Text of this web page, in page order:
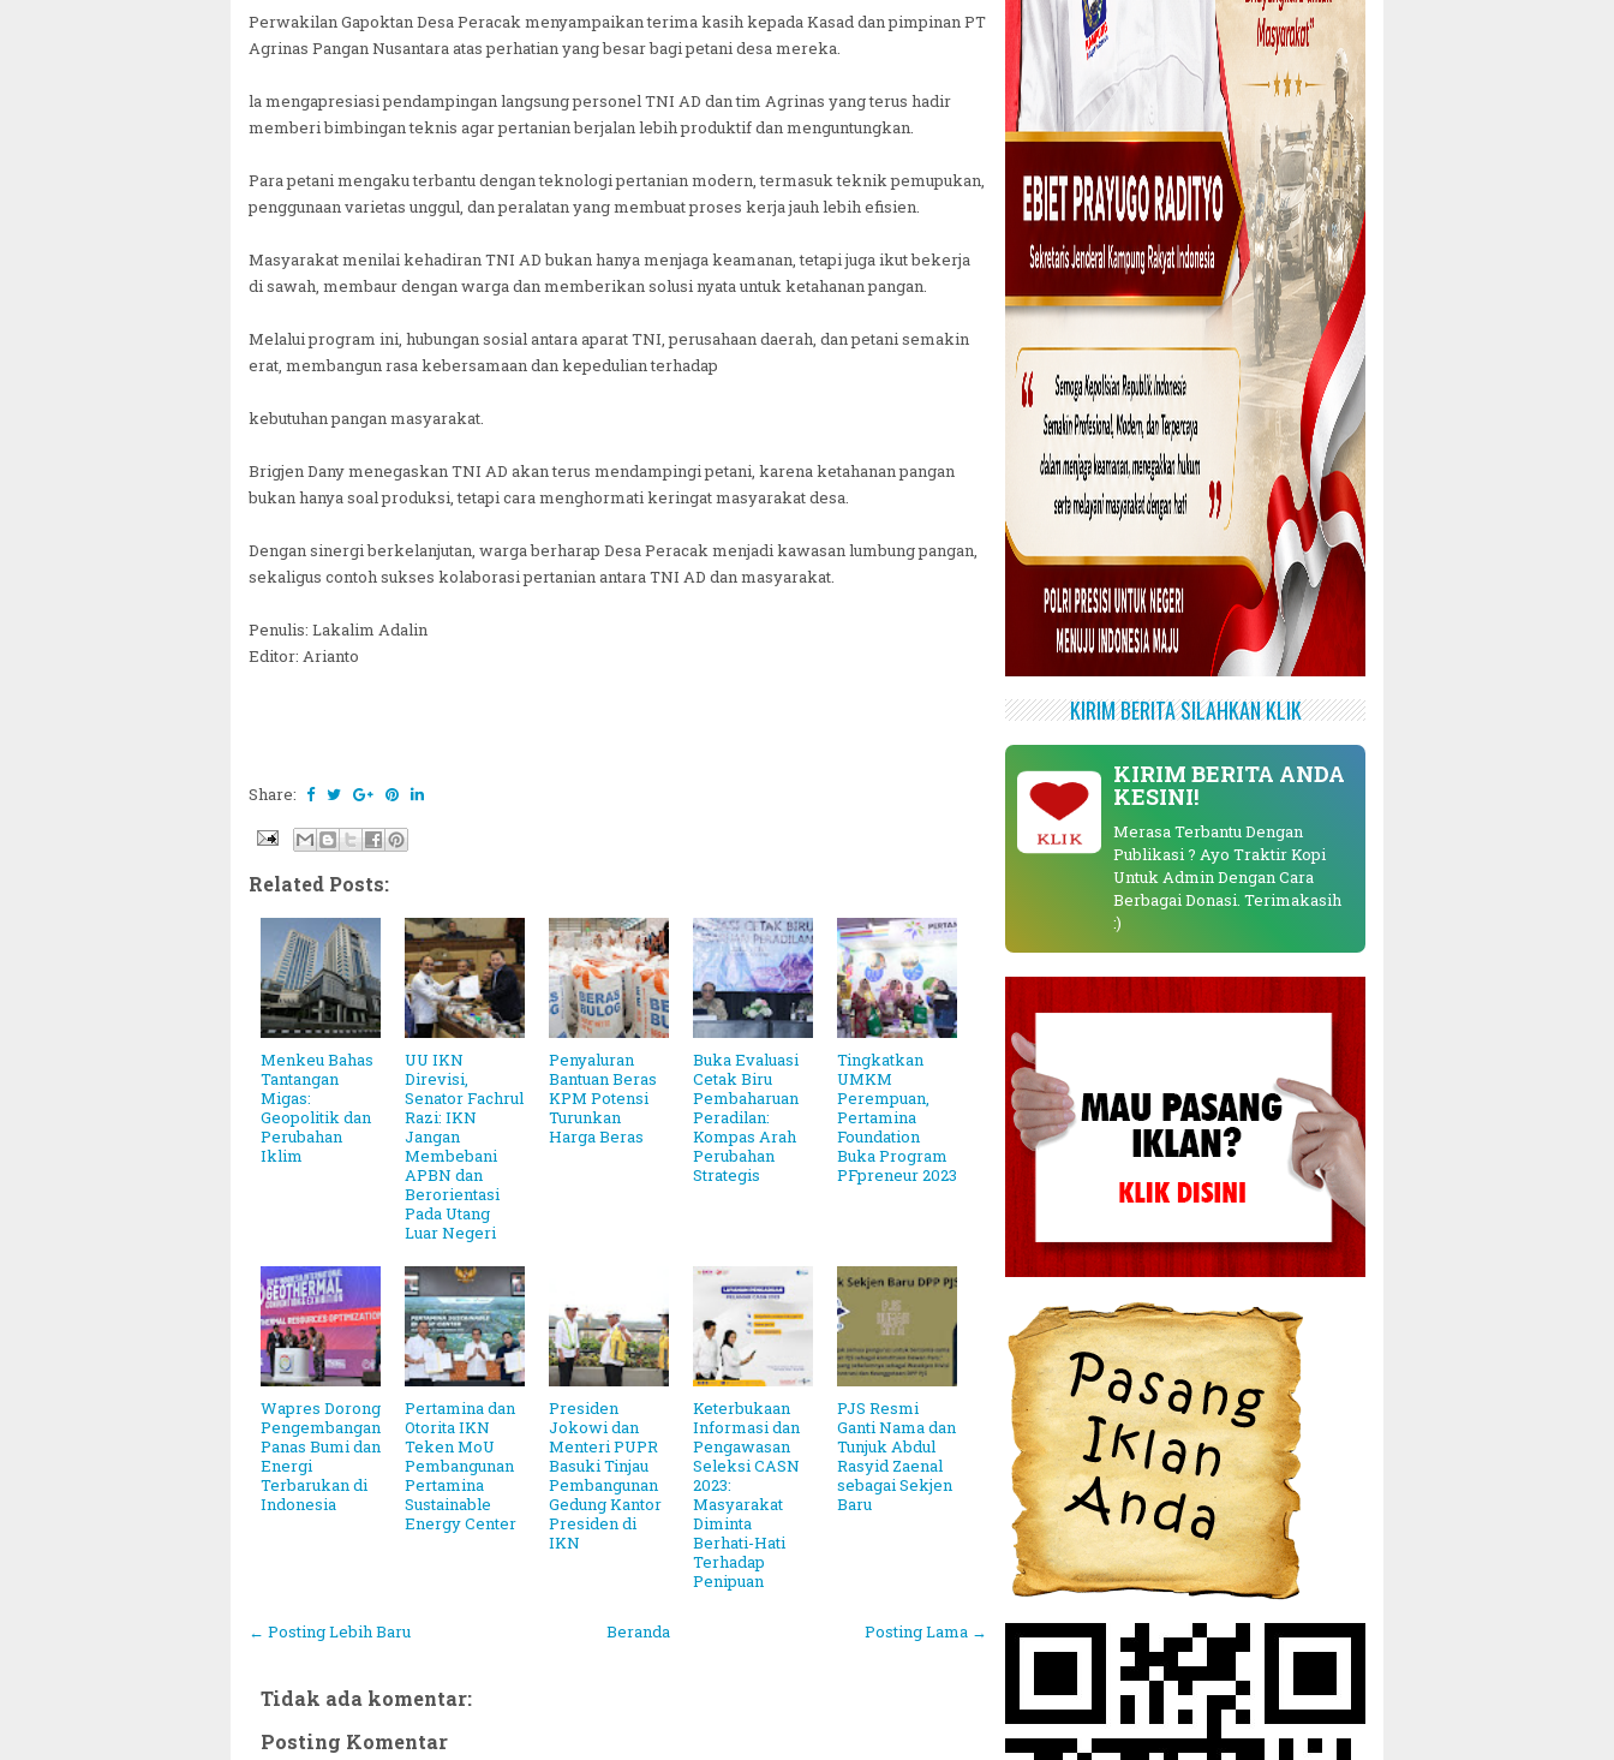
Perwakilan Gapoktan Desa Peracak menyampaikan terima kasih kepada Kasad dan pimpinan PT
Agrinas Pangan Nusantara atas perhatian yang besar bagi petani desa mereka.
la mengapresiasi pendampingan langsung personel TNI AD dan tim Agrinas yang terus hadir
memberi bimbingan teknis agar pertanian berjalan lebih produktif dan menguntungkan.
Para petani mengaku terbantu dengan teknologi pertanian modern, termasuk teknik pemupukan,
penggunaan varietas unggul, dan peralatan yang membuat proses kerja jauh lebih efisien.
Masyarakat menilai kehadiran TNI AD bukan hanya menjaga keamanan, tetapi juga ikut bekerja
di sawah, membaur dengan warga dan memberikan solusi nyata untuk ketahanan pangan.
Melalui program ini, hubungan sosial antara aparat TNI, perusahaan daerah, dan petani semakin
erat, membangun rasa kebersamaan dan kepedulian terhadap
kebutuhan pangan masyarakat.
Brigjen Dany menegaskan TNI AD akan terus mendampingi petani, karena ketahanan pangan
bukan hanya soal produksi, tetapi cara menghormati keringat masyarakat desa.
Dengan sinergi berkelanjutan, warga berharap Desa Peracak menjadi kawasan lumbung pangan,
sekaligus contoh sukses kolaborasi pertanian antara TNI AD dan masyarakat.
Penulis: Lakalim Adalin
Editor: Arianto
Share:
Related Posts:
Menkeu Bahas
Tantangan
Migas:
Geopolitik dan
Perubahan
Iklim
UU IKN
Direvisi,
Senator Fachrul
Razi: IKN
Jangan
Membebani
APBN dan
Berorientasi
Pada Utang
Luar Negeri
Penyaluran
Bantuan Beras
KPM Potensi
Turunkan
Harga Beras
Buka Evaluasi
Cetak Biru
Pembaharuan
Peradilan:
Kompas Arah
Perubahan
Strategis
Tingkatkan
UMKM
Perempuan,
Pertamina
Foundation
Buka Program
PFpreneur 2023
Wapres Dorong
Pengembangan
Panas Bumi dan
Energi
Terbarukan di
Indonesia
Pertamina dan
Otorita IKN
Teken MoU
Pembangunan
Pertamina
Sustainable
Energy Center
Presiden
Jokowi dan
Menteri PUPR
Basuki Tinjau
Pembangunan
Gedung Kantor
Presiden di
IKN
Keterbukaan
Informasi dan
Pengawasan
Seleksi CASN
2023:
Masyarakat
Diminta
Berhati-Hati
Terhadap
Penipuan
PJS Resmi
Ganti Nama dan
Tunjuk Abdul
Rasyid Zaenal
sebagai Sekjen
Baru
← Posting Lebih Baru Posting Lama →
Beranda
Tidak ada komentar:
Posting Komentar
KIRIM BERITA SILAHKAN KLIK
KLIK
KIRIM BERITA ANDA
KESINI!
Merasa Terbantu Dengan
Publikasi ? Ayo Traktir Kopi
Untuk Admin Dengan Cara
Berbagai Donasi. Terimakasih
:)